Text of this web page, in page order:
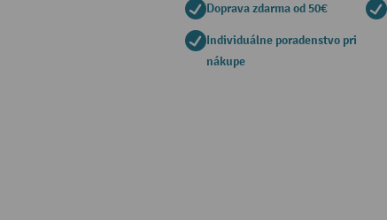
Doprava zdarma od 50€
Individuálne poradenstvo pri
nákupe